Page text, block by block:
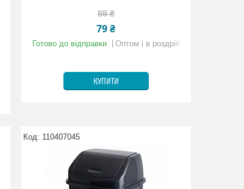
88 ₴
79 ₴
Готово до відправки Оптом і в роздріб
КУПИТИ
110407045